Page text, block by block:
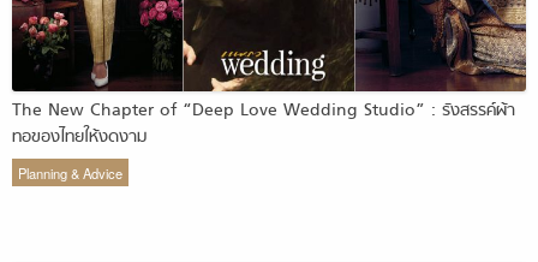
The New Chapter of “Deep Love Wedding Studio” : รังสรรค์ผ้า
ทอของไทยให้งดงาม
Planning & Advice